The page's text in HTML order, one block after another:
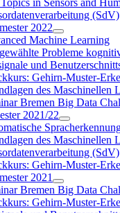
(SdV)
2022
Machine Learning
Probleme
und
Gehirn-Muster-
des Maschinellen
Bremen Big Data
2021/22
des Maschinellen
(SdV)
Gehirn-Muster-
2021
Bremen Big Data
Gehirn-Muster-